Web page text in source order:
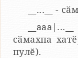
__...__ -
сӑмахпа
пулӗ).